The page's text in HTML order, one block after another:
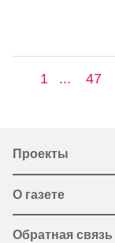
1 ... 47
Проекты
О газете
Обратная связь